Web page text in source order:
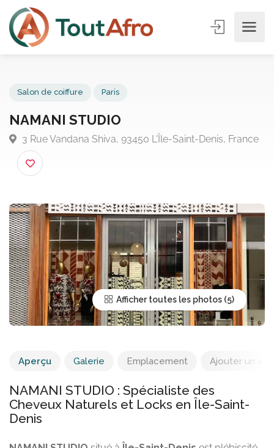
NAMANI STUDIO
3 Rue Vandana Shiva, 93450 L'Île-Saint-Denis,
Afficher toutes les photos
Aperçu Galerie Emplacement Ajouter un avis
NAMANI STUDIO : Spécialiste des
Cheveux Naturels et Locks en Île-Saint-
Denis